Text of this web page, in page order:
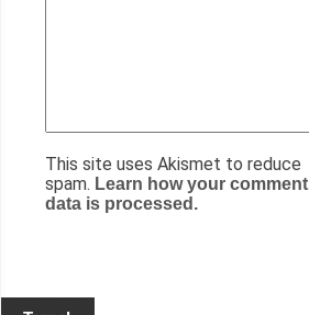
This site uses Akismet to reduce
spam. Learn how your comment
data is processed.